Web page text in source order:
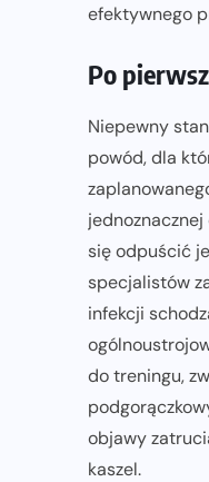
efektywnego
Po
Niepewny
powód, dla
się odpuścić
specjalistów
infekcji
do treningu,
objawy
kaszel.